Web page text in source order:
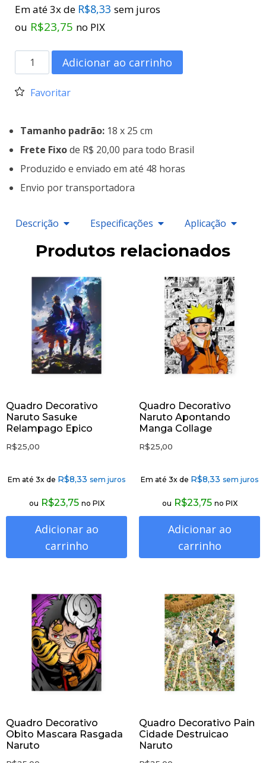
Em até 3x de R$8,33 sem juros
ou R$23,75 no PIX
Adicionar ao carrinho
Favoritar
Tamanho padrão: 18 x 25 cm
Frete Fixode R$ 20,00 para todo Brasil
Produzido e enviado em até 48 horas
Envio por transportadora
Descrição Especificações Aplicação
Produtos relacionados
Quadro Decorativo
Naruto Sasuke
Relampago Epico
R$25,00
Em até 3x de R$8,33 sem juros
ou R$23,75 no PIX
Adicionar ao
carrinho
Quadro Decorativo
Naruto Apontando
Manga Collage
R$25,00
Em até 3x de R$8,33 sem juros
ou R$23,75 no PIX
Adicionar ao
carrinho
Quadro Decorativo
Obito Mascara Rasgada
Naruto
Quadro Decorativo Pain
Cidade Destruicao
Naruto